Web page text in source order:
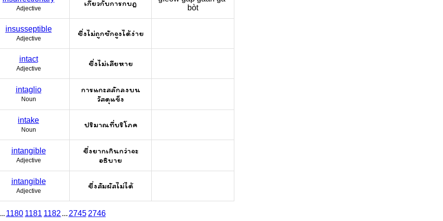
Adjective
เกี่ยวกับการกบฎ
bòt
insusseptible
Adjective
ซึ่งไม่ถูกชักจูงได้ง่าย
intact
Adjective
ซึ่งไม่เสียหาย
intaglio
Noun
การแกะสลักลงบน
วัสดุแข็ง
intake
Noun
ปริมาณที่บริโภค
intangible
Adjective
ซึ่งยากเกินกว่าจะ
อธิบาย
intangible
Adjective
ซึ่งสัมผัสไม่ได้
1180 1181 1182 ... 2745 2746